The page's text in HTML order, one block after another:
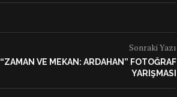
Sonraki Yazı
“ZAMAN VE MEKAN: ARDAHAN” FOTOĞRAF
YARIŞMASI